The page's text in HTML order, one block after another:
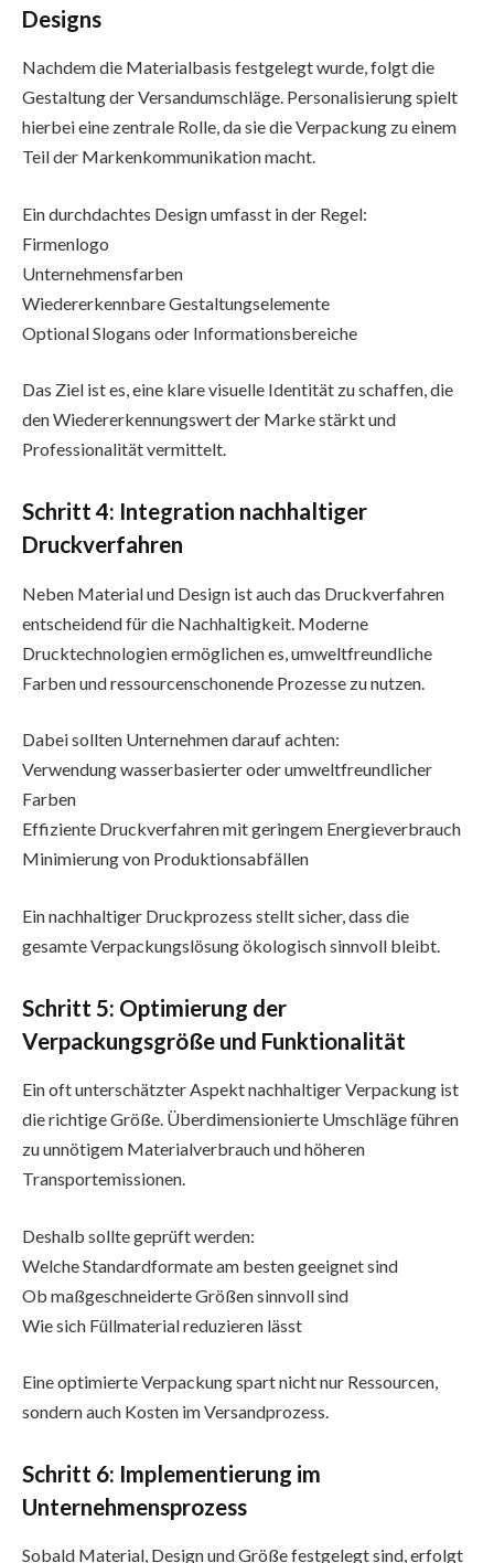
Designs
Nachdem die Materialbasis festgelegt wurde, folgt die
Gestaltung der Versandumschläge. Personalisierung spielt
hierbei eine zentrale Rolle, da sie die Verpackung zu einem
Teil der Markenkommunikation macht.
Ein durchdachtes Design umfasst in der Regel:
Firmenlogo
Unternehmensfarben
Wiedererkennbare Gestaltungselemente
Optional Slogans oder Informationsbereiche
Das Ziel ist es, eine klare visuelle Identität zu schaffen, die
den Wiedererkennungswert der Marke stärkt und
Professionalität vermittelt.
Schritt 4: Integration nachhaltiger
Druckverfahren
Neben Material und Design ist auch das Druckverfahren
entscheidend für die Nachhaltigkeit. Moderne
Drucktechnologien ermöglichen es, umweltfreundliche
Farben und ressourcenschonende Prozesse zu nutzen.
Dabei sollten Unternehmen darauf achten:
Verwendung wasserbasierter oder umweltfreundlicher
Farben
Effiziente Druckverfahren mit geringem Energieverbrauch
Minimierung von Produktionsabfällen
Ein nachhaltiger Druckprozess stellt sicher, dass die
gesamte Verpackungslösung ökologisch sinnvoll bleibt.
Schritt 5: Optimierung der
Verpackungsgröße und Funktionalität
Ein oft unterschätzter Aspekt nachhaltiger Verpackung ist
die richtige Größe. Überdimensionierte Umschläge führen
zu unnötigem Materialverbrauch und höheren
Transportemissionen.
Deshalb sollte geprüft werden:
Welche Standardformate am besten geeignet sind
Ob maßgeschneiderte Größen sinnvoll sind
Wie sich Füllmaterial reduzieren lässt
Eine optimierte Verpackung spart nicht nur Ressourcen,
sondern auch Kosten im Versandprozess.
Schritt 6: Implementierung im
Unternehmensprozess
Sobald Material, Design und Größe festgelegt sind, erfolgt